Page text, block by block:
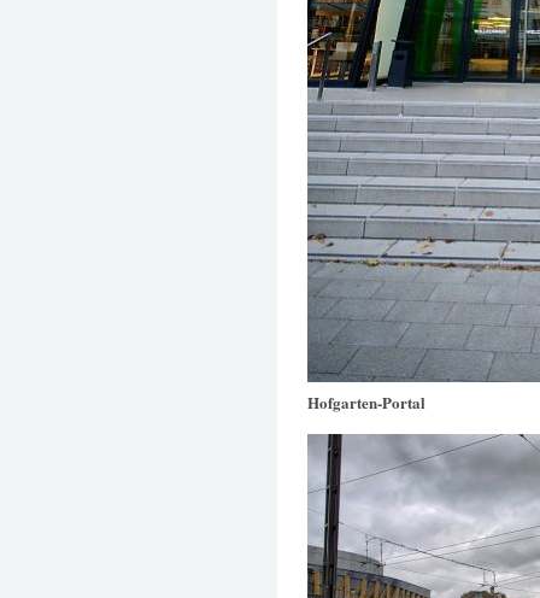
Hofgarten-Portal